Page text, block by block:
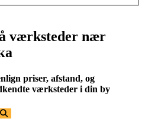
værksteder nær
priser, afstand, og
værksteder i din by